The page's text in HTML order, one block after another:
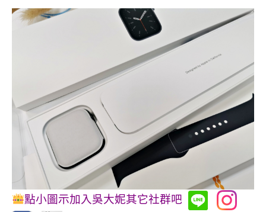
點小圖示加入吳大妮其它社群吧